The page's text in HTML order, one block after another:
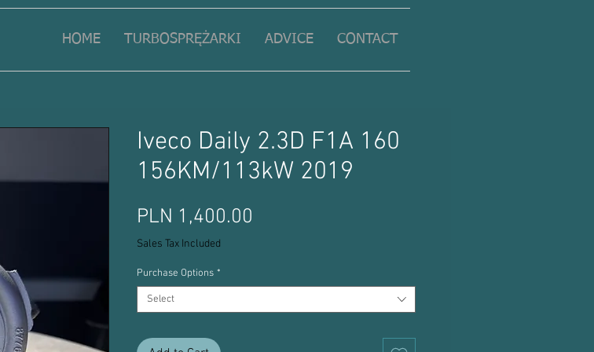
HOME TURBOSPRĘŻARKI ADVICE CONTACT
Iveco Daily 2.3D F1A 160
156KM/113kW 2019
PLN 1,400.00
Sales Tax Included
Purchase Options *
Select